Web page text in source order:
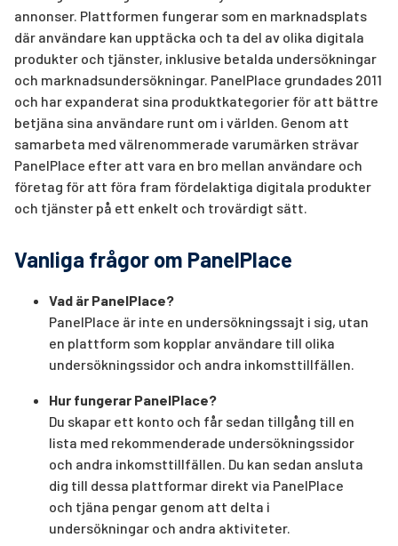
annonser. Plattformen fungerar som en marknadsplats
där användare kan upptäcka och ta del av olika digitala
produkter och tjänster, inklusive betalda undersökningar
och marknadsundersökningar. PanelPlace grundades 2011
och har expanderat sina produktkategorier för att bättre
betjäna sina användare runt om i världen. Genom att
samarbeta med välrenommerade varumärken strävar
PanelPlace efter att vara en bro mellan användare och
företag för att föra fram fördelaktiga digitala produkter
och tjänster på ett enkelt och trovärdigt sätt.
Vanliga frågor om PanelPlace
Vad är PanelPlace?
PanelPlace är inte en undersökningssajt i sig, utan
en plattform som kopplar användare till olika
undersökningssidor och andra inkomsttillfällen.
Hur fungerar PanelPlace?
Du skapar ett konto och får sedan tillgång till en
lista med rekommenderade undersökningssidor
och andra inkomsttillfällen. Du kan sedan ansluta
dig till dessa plattformar direkt via PanelPlace
och tjäna pengar genom att delta i
undersökningar och andra aktiviteter.